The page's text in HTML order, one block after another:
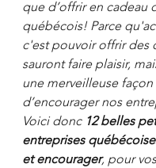
que d’offrir en cadeau
québécois! Parce
c'est pouvoir offrir des
sauront faire plaisir,
une merveilleuse façon
d’encourager nos
Voici donc 12 belles
entreprises
et encourager, pour